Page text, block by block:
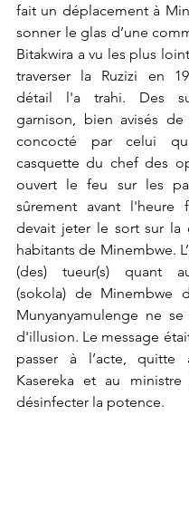
fait un déplacement à
sonner le glas d’une
Bitakwira a vu les plus
traverser la Ruzizi en
détail l'a trahi. Des
garnison, bien avisés
concocté par celui
casquette du chef des
ouvert le feu sur les
sûrement avant l'heure
devait jeter le sort sur la
habitants de Minembwe.
(des) tueur(s) quant
(sokola) de Minembwe
Munyanyamulenge ne
d'illusion. Le message
passer à l’acte, quitte
Kasereka et au ministre
désinfecter la potence.